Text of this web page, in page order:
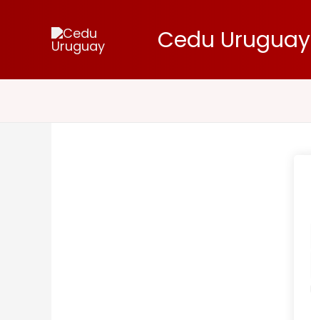
contenido
Cedu Uruguay